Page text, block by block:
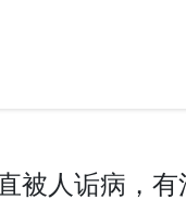
被人诟病，